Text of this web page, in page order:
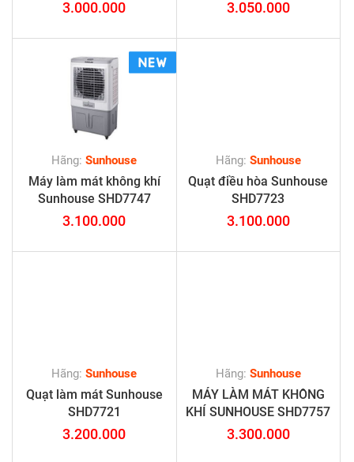
3.000.000 3.050.000
Hãng:Sunhouse
Máy làm mát không khí
Sunhouse SHD7747
3.100.000
Hãng: Sunhouse
Quạt điều hòa Sunhouse
SHD7723
3.100.000
Hãng:Sunhouse
Quạt làm mát Sunhouse
SHD7721
3.200.000
Hãng: Sunhouse
MÁY LÀM MÁT KHÔNG
KHÍ SUNHOUSE SHD7757
3.300.000